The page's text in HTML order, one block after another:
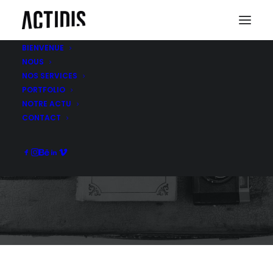
BIENVENUE
NOUS
NOS SERVICES
PORTFOLIO
NOTRE ACTU
CONTACT